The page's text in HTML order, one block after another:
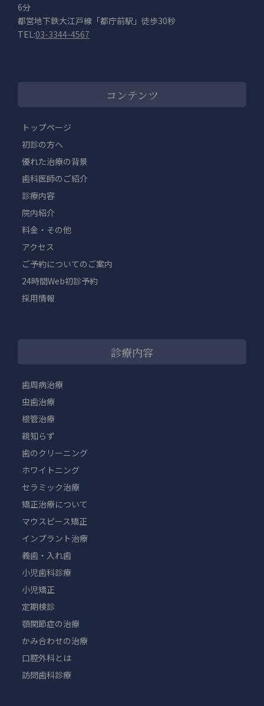
6分
都営地下鉄大江戸線「都庁前駅」徒歩30秒
TEL:03-3344-4567
コンテンツ
トップページ
初診の方へ
優れた治療の背景
歯科医師のご紹介
診療内容
院内紹介
料金・その他
アクセス
ご予約についてのご案内
24時間Web初診予約
採用情報
診療内容
歯周病治療
虫歯治療
根管治療
親知らず
歯のクリーニング
ホワイトニング
セラミック治療
矯正治療について
マウスピース矯正
インプラント治療
義歯・入れ歯
小児歯科診療
小児矯正
定期検診
顎関節症の治療
かみ合わせの治療
口腔外科とは
訪問歯科診療